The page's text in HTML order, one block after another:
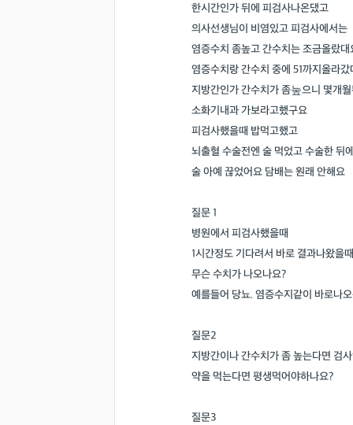
한시간인가 뒤에 피검사나온댔고
의사선생님이 비염있고 피검사에서는
염증수치 좀높고 간수치는 조금올랐대
염증수치랑 간수치 중에 51까지올라갔
지방간인가 간수치가 좀눞으니 몇개월
소화기내과 가보라고했구요
피검사했을때 밥먹고했고
뇌출혈 수술전엔 술 먹었고 수술한 뒤
술 아예 끊었어요 담배는 원래 안해요
질문 1
병원에서 피검사했을때
1시간정도 기다려서 바로 결과나왔을
무슨 수치가 나오나요?
예를들어 당뇨. 염증수지같이 바로나
질문2
지방간이나 간수치가 좀 높는다면 검
약을 먹는다면 평생먹어야하나요?
질문3